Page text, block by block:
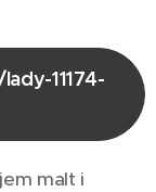
11174-
malt i